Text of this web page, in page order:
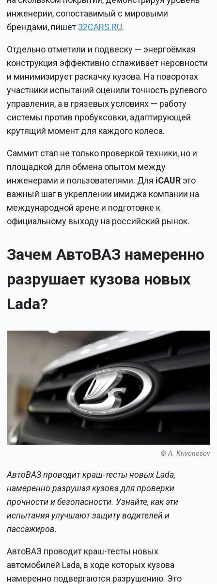
инженерии, сопоставимый с мировыми
брендами, пишет 32CARS.RU.
Отдельно отметили и подвеску — энергоёмкая
конструкция эффективно сглаживает неровности
и минимизирует раскачку кузова. На поворотах
участники испытаний оценили точность рулевого
управления, а в грязевых условиях — работу
системы против пробуксовки, адаптирующей
крутящий момент для каждого колеса.
Саммит стал не только проверкой техники, но и
площадкой для обмена опытом между
инженерами и пользователями. Для iCAUR это
важный шаг в укреплении имиджа компании на
международной арене и подготовке к
официальному выходу на российский рынок.
Зачем АвтоВАЗ намеренно
разрушает кузова новых
Lada?
© A. Krivonosov
АвтоВАЗ проводит краш-тесты новых Lada,
намеренно разрушая кузова для проверки
прочности и безопасности. Узнайте, как эти
испытания улучшают защиту водителей и
пассажиров.
АвтоВАЗ проводит краш-тесты новых
автомобилей Lada, в ходе которых кузова
намеренно подвергаются разрушению. Это